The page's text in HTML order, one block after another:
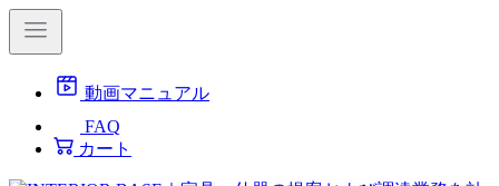
動画マニュアル
FAQ
カート